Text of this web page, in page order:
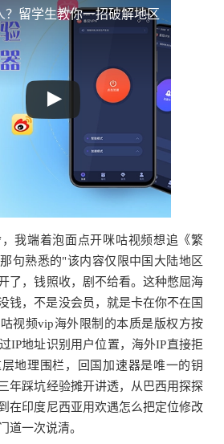
？留学生教你一招破解地区
，我端着泡面点开咪咕视频想追《繁
句熟悉的"该内容仅限中国大陆地区
了，钱照收，剧不给看。这种憋屈海
，不是没会员，就是卡在你不在国
视频vip海外限制的本质是版权方按
IP地址识别用户位置，海外IP直接拒
地理围栏，回国加速器是唯一的钥
年踩坑经验摊开讲透，从巴西用探探
在印度尼西亚用欢遇怎么把定位修改
道一次说清。